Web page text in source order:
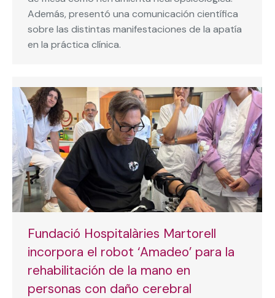
Además, presentó una comunicación científica
sobre las distintas manifestaciones de la apatía
en la práctica clínica.
Fundació Hospitalàries Martorell
incorpora el robot ‘Amadeo’ para la
rehabilitación de la mano en
personas con daño cerebral